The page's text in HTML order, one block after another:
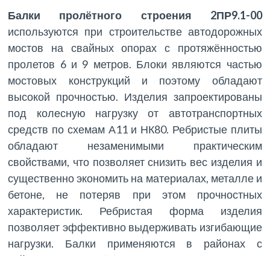
Балки пролётного строения 2ПР9.1-00
используются при строительстве автодорожных
мостов на свайных опорах с протяжённостью
пролетов 6 и 9 метров. Блоки являются частью
мостовых конструкций и поэтому обладают
высокой прочностью. Изделия запроектированы
под колесную нагрузку от автотранспортных
средств по схемам А11 и НК80. Ребристые плиты
обладают незаменимыми практическим
свойствами, что позволяет снизить вес изделия и
существенно экономить на материалах, металле и
бетоне, не потеряв при этом прочностных
характеристик. Ребристая форма изделия
позволяет эффективно выдерживать изгибающие
нагрузки. Балки применяются в районах с